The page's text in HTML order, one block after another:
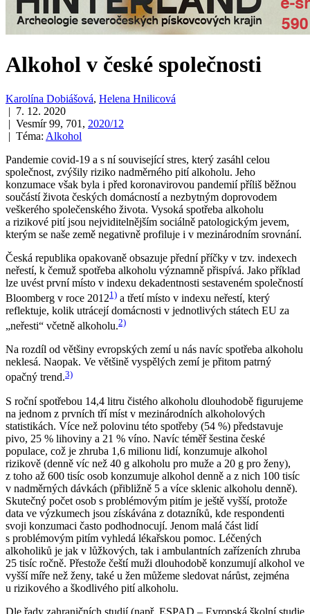
Alkohol v české společnosti
Karolína Dobiášová, Helena Hnilicová
| 7. 12. 2020
| Vesmír 99, 701, 2020/12
| Téma: Alkohol
Pandemie covid-19 a s ní související stres, který zasáhl celou
společnost, zvýšily riziko nadměrného pití alkoholu. Jeho
konzumace však byla i před koronavirovou pandemií příliš běžnou
součástí života českých domácností a nezbytným doprovodem
veškerého společenského života. Vysoká spotřeba alkoholu
a rizikové pití jsou nejviditelnějším sociálně patologickým jevem,
kterým se naše země negativně profiluje i v mezinárodním srovnání.
Česká republika opakovaně obsazuje přední příčky v tzv. indexech
neřestí, k čemuž spotřeba alkoholu významně přispívá. Jako příklad
lze uvést první místo v indexu dekadentnosti sestaveném společností
Bloomberg v roce 20121) a třetí místo v indexu neřestí, který
reflektuje, kolik utrácejí domácnosti v jednotlivých státech EU za
„neřesti“ včetně alkoholu.2)
Na rozdíl od většiny evropských zemí u nás navíc spotřeba alkoholu
neklesá. Naopak. Ve většině vyspělých zemí je přitom patrný
opačný trend.3)
S roční spotřebou 14,4 litru čistého alkoholu dlouhodobě figurujeme
na jednom z prvních tří míst v mezinárodních alkoholových
statistikách. Více než polovinu této spotřeby (54 %) představuje
pivo, 25 % lihoviny a 21 % víno. Navíc téměř šestina české
populace, což je zhruba 1,6 milionu lidí, konzumuje alkohol
rizikově (denně víc než 40 g alkoholu pro muže a 20 g pro ženy),
z toho až 600 tisíc osob konzumuje alkohol denně a z nich 100 tisíc
v nadměrných dávkách (přibližně 5 a více sklenic alkoholu denně).
Skutečný počet osob s problémovým pitím je ještě vyšší, protože
data ve výzkumech jsou získávána z dotazníků, kde respondenti
svoji konzumaci často podhodnocují. Jenom malá část lidí
s problémovým pitím vyhledá lékařskou pomoc. Léčených
alkoholiků je jak v lůžkových, tak i ambulantních zařízeních zhruba
25 tisíc ročně. Přestože čeští muži dlouhodobě konzumují alkohol ve
vyšší míře než ženy, také u žen můžeme sledovat nárůst, zejména
u rizikového a škodlivého pití alkoholu.
Dle řady zahraničních studií (např. ESPAD – Evropská školní studie